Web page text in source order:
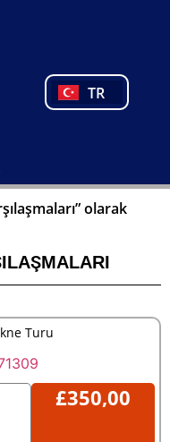
TR
PL
PT
olarak
Turu
£350,00